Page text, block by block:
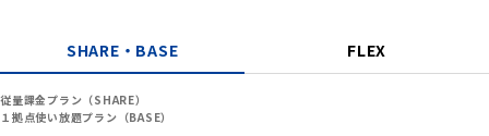
SHARE・BASE FLEX
従量課金プラン（SHARE）
１拠点使い放題プラン（BASE）